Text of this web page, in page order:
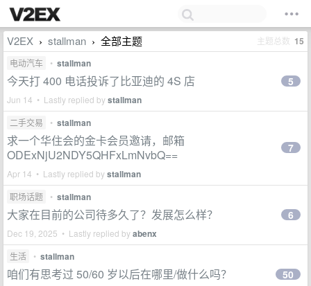
V2EX › stallman › 全部主题 主题总数 15
电动汽车 • stallman
今天打 400 电话投诉了比亚迪的 4S 店
Jun 14 • Lastly replied bystallman
5
二手交易 • stallman
求一个华住会的金卡会员邀请，邮箱
ODExNjU2NDY5QHFxLmNvbQ==
Apr 14 • Lastly replied bystallman
7
职场话题 • stallman
大家在目前的公司待多久了？发展怎么样？
Dec 19, 2025 • Lastly replied byabenx
6
生活 • stallman
咱们有思考过 50/60 岁以后在哪里/做什么吗？ 50